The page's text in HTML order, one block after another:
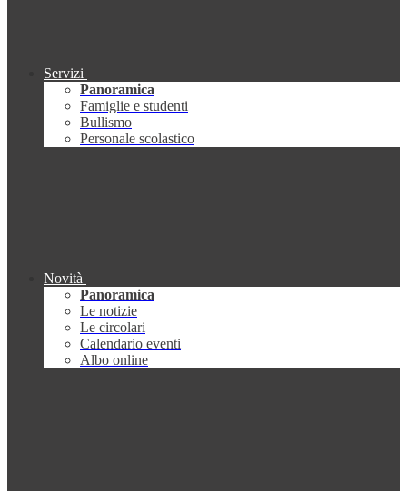
Servizi
Panoramica
Famiglie e studenti
Bullismo
Personale scolastico
Novità
Panoramica
Le notizie
Le circolari
Calendario eventi
Albo online